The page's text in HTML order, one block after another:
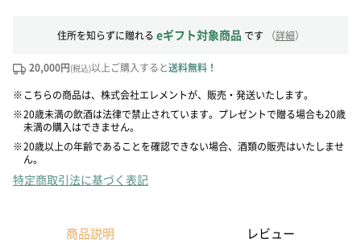
住所を知らずに贈れる eギフト対象商品 です （詳細）
20,000円(税込)以上ご購入すると送料無料！
※ こちらの商品は、株式会社エレメントが、販売・発送いたします。
※20歳未満の飲酒は法律で禁止されています。プレゼントで贈る場合も20歳
未満の購入はできません。
※20歳以上の年齢であることを確認できない場合、酒類の販売はいたしませ
ん。
特定商取引法に基づく表記
商品説明 レビュー